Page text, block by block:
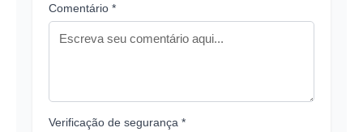
Comentário *
Verificação de segurança *